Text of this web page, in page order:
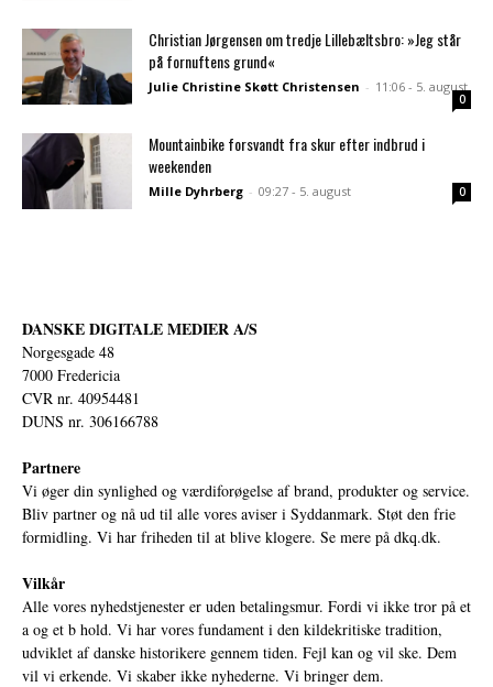
Christian Jørgensen om tredje Lillebæltsbro: »Jeg står
på fornuftens grund«
Julie Christine Skøtt Christensen - 11:06 - 5. august
0
Mountainbike forsvandt fra skur efter indbrud i
weekenden
Mille Dyhrberg - 09:27 - 5. august 0
DANSKE DIGITALE MEDIER A/S
Norgesgade 48
7000 Fredericia
CVR nr. 40954481
DUNS nr. 306166788
Partnere
Vi øger din synlighed og værdiforøgelse af brand, produkter og service.
Bliv partner og nå ud til alle vores aviser i Syddanmark. Støt den frie
formidling. Vi har friheden til at blive klogere. Se mere på dkq.dk.
Vilkår
Alle vores nyhedstjenester er uden betalingsmur. Fordi vi ikke tror på et
a og et b hold. Vi har vores fundament i den kildekritiske tradition,
udviklet af danske historikere gennem tiden. Fejl kan og vil ske. Dem
vil vi erkende. Vi skaber ikke nyhederne. Vi bringer dem.